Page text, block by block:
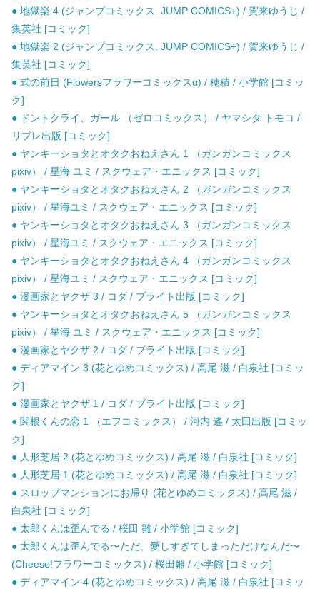
● 地獄楽 4 (ジャンプコミックス. JUMP COMICS+) / 賀来ゆうじ /
集英社 [コミック]
● 地獄楽 2 (ジャンプコミックス. JUMP COMICS+) / 賀来ゆうじ /
集英社 [コミック]
● 式の前日 (Flowersフラワーコミックスα) / 穂積 / 小学館 [コミッ
ク]
● ドントクライ、ガール （ゼロコミックス） / ヤマシタ トモコ /
リブレ出版 [コミック]
● ヤンキーショタとオタクおねえさん 1 （ガンガンコミックス
pixiv） / 星海 ユミ / スクウェア・エニックス [コミック]
● ヤンキーショタとオタクおねえさん 2 （ガンガンコミックス
pixiv） / 星海ユミ / スクウェア・エニックス [コミック]
● ヤンキーショタとオタクおねえさん 3 （ガンガンコミックス
pixiv） / 星海ユミ / スクウェア・エニックス [コミック]
● ヤンキーショタとオタクおねえさん 4 （ガンガンコミックス
pixiv） / 星海ユミ / スクウェア・エニックス [コミック]
● 漫画家とヤクザ 3 / コダ / ブライト出版 [コミック]
● ヤンキーショタとオタクおねえさん 5 （ガンガンコミックス
pixiv） / 星海 ユミ / スクウェア・エニックス [コミック]
● 漫画家とヤクザ 2 / コダ / ブライト出版 [コミック]
● ディアマイン 3 (花とゆめコミックス) / 高尾 滋 / 白泉社 [コミッ
ク]
● 漫画家とヤクザ 1 / コダ / ブライト出版 [コミック]
● 関根くんの恋 1 （エフコミックス） / 河内 遙 / 太田出版 [コミッ
ク]
● 人形芝居 2 (花とゆめコミックス) / 高尾 滋 / 白泉社 [コミック]
● 人形芝居 1 (花とゆめコミックス) / 高尾 滋 / 白泉社 [コミック]
● スロップマンションにお帰り (花とゆめコミックス) / 高尾 滋 /
白泉社 [コミック]
● 太郎くんは歪んでる / 桜田 雛 / 小学館 [コミック]
● 太郎くんは歪んでる〜ただ、愛しすぎてしまっただけなんだ〜
(Cheese!フラワーコミックス) / 桜田雛 / 小学館 [コミック]
● ディアマイン 4 (花とゆめコミックス) / 高尾 滋 / 白泉社 [コミッ